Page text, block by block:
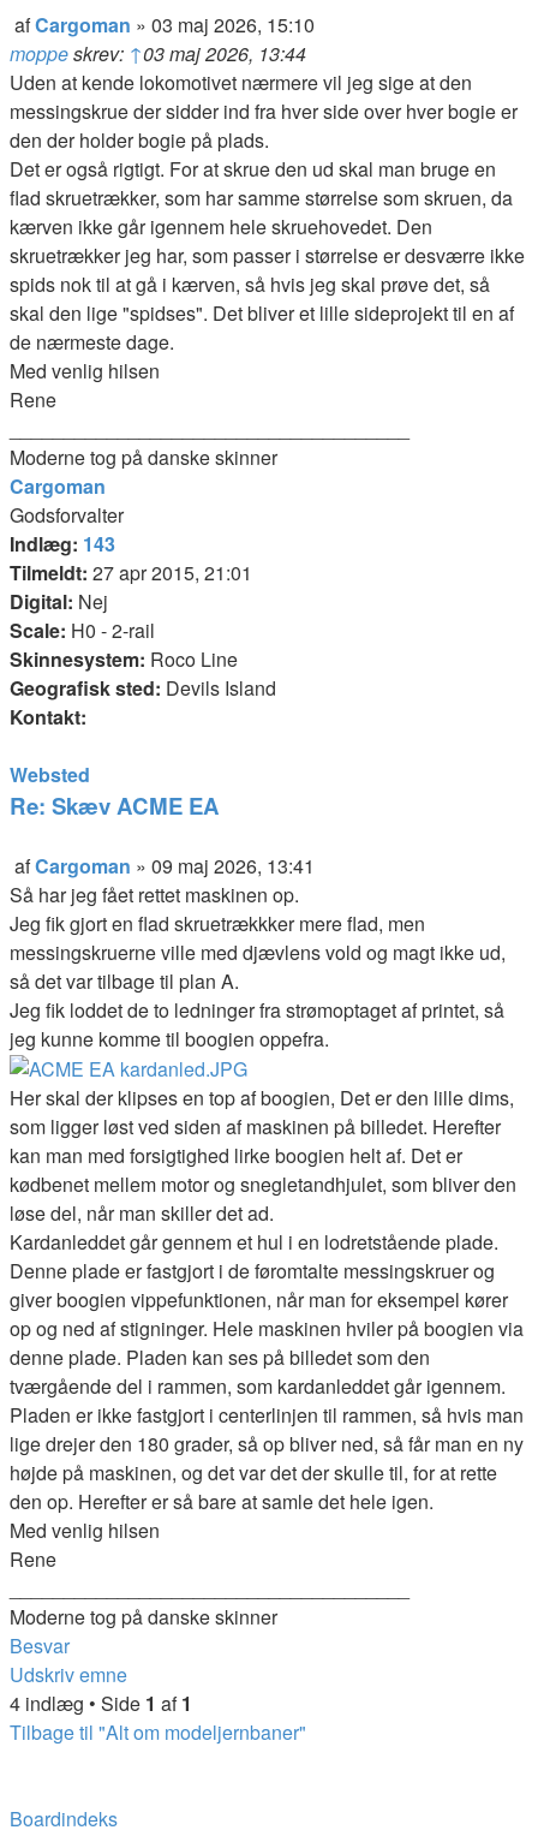
Citer
Indlæg
afCargoman » 03 maj 2026, 15:10
moppeskrev: ↑03 maj 2026, 13:44
Uden at kende lokomotivet nærmere vil jeg sige at den
messingskrue der sidder ind fra hver side over hver bogie er
den der holder bogie på plads.
Det er også rigtigt. For at skrue den ud skal man bruge en
flad skruetrækker, som har samme størrelse som skruen, da
kærven ikke går igennem hele skruehovedet. Den
skruetrækker jeg har, som passer i størrelse er desværre ikke
spids nok til at gå i kærven, så hvis jeg skal prøve det, så
skal den lige "spidses". Det bliver et lille sideprojekt til en af
de nærmeste dage.
Med venlig hilsen
Rene
Moderne tog på danske skinner
Cargoman
Godsforvalter
Indlæg: 143
Tilmeldt: 27 apr 2015, 21:01
Digital: Nej
Scale: H0 - 2-rail
Skinnesystem: Roco Line
Geografisk sted: Devils Island
Kontakt:
Kontakt
Cargoman
Websted
Re: Skæv ACME EA
Citer
Indlæg
afCargoman » 09 maj 2026, 13:41
Så har jeg fået rettet maskinen op.
Jeg fik gjort en flad skruetrækkker mere flad, men
messingskruerne ville med djævlens vold og magt ikke ud,
så det var tilbage til plan A.
Jeg fik loddet de to ledninger fra strømoptaget af printet, så
jeg kunne komme til boogien oppefra.
Her skal der klipses en top af boogien, Det er den lille dims,
som ligger løst ved siden af maskinen på billedet. Herefter
kan man med forsigtighed lirke boogien helt af. Det er
kødbenet mellem motor og snegletandhjulet, som bliver den
løse del, når man skiller det ad.
Kardanleddet går gennem et hul i en lodretstående plade.
Denne plade er fastgjort i de føromtalte messingskruer og
giver boogien vippefunktionen, når man for eksempel kører
op og ned af stigninger. Hele maskinen hviler på boogien via
denne plade. Pladen kan ses på billedet som den
tværgående del i rammen, som kardanleddet går igennem.
Pladen er ikke fastgjort i centerlinjen til rammen, så hvis man
lige drejer den 180 grader, så op bliver ned, så får man en ny
højde på maskinen, og det var det der skulle til, for at rette
den op. Herefter er så bare at samle det hele igen.
Med venlig hilsen
Rene
Moderne tog på danske skinner
Besvar
Udskriv emne
4 indlæg • Side 1 af1
Tilbage til "Alt om modeljernbaner"
Boardindeks